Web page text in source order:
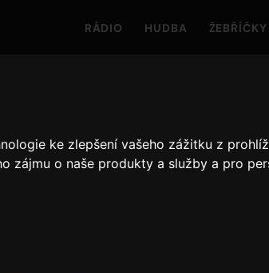
ke zlepšení vašeho zážitku z
zájmu o naše produkty a služby a pro
RÁDIO HUDBA ŽEBŘÍČKY